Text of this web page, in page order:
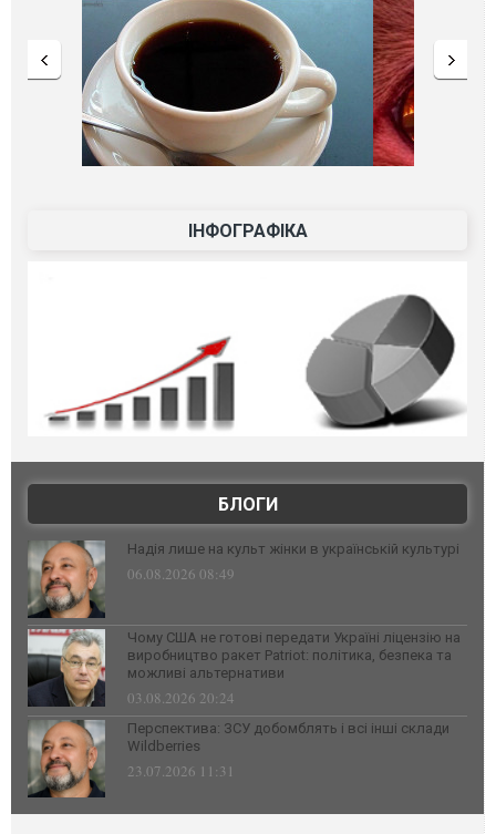
ІНФОГРАФІКА
БЛОГИ
Надія лише на культ жінки в українській культурі
06.08.2026 08:49
Чому США не готові передати Україні ліцензію на
виробництво ракет Patriot: політика, безпека та
можливі альтернативи
03.08.2026 20:24
Перспектива: ЗСУ добомблять і всі інші склади
Wildberries
23.07.2026 11:31